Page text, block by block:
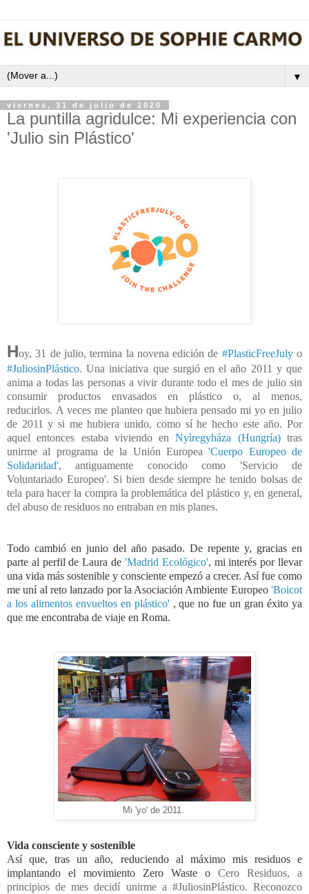
▼
viernes, 31 de julio de 2020
La puntilla agridulce: Mi experiencia con
'Julio sin Plástico'
Hoy, 31 de julio, termina la novena edición de #PlasticFreeJulyo
#JuliosinPlástico. Una iniciativa que surgió en el año 2011 y que
anima a todas las personas a vivir durante todo el mes de julio sin
consumir productos envasados en plástico o, al menos,
reducirlos. A veces me planteo que hubiera pensado mi yo en julio
de 2011 y si me hubiera unido, como sí he hecho este año. Por
aquel entonces estaba viviendo enNyìregyháza (Hungría) tras
unirme al programa de la Unión Europea'Cuerpo Europeo de
Solidaridad', antiguamente conocido como 'Servicio de
Voluntariado Europeo'. Si bien desde siempre he tenido bolsas de
tela para hacer la compra la problemática del plástico y, en general,
del abuso de residuos no entraban en mis planes.
Todo cambió en junio del año pasado. De repente y, gracias en
parte al perfil de Laura de 'Madrid Ecológico', mi interés por llevar
una vida más sostenible y consciente empezó a crecer. Así fue como
me uní al reto lanzado por la Asociación Ambiente Europeo 'Boicot
a los alimentos envueltos en plástico' , que no fue un gran éxito ya
que me encontraba de viaje en Roma.
Mi 'yo' de 2011.
Vida consciente y sostenible
Así que, tras un año, reduciendo al máximo mis residuos e
implantando el movimiento Zero Waste o Cero Residuos, a
principios de mes decidí unirme a #JuliosinPlástico. Reconozco